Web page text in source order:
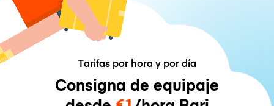
Tarifas por hora y por día
Consigna de equipaje